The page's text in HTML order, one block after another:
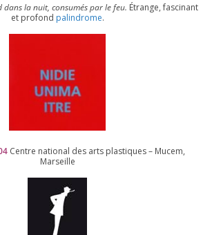
la nuit, consu­més par le feu. Étrange, fas­ci­nant
et pro­fond palin­drome.
Centre natio­nal des arts plas­tiques – Mucem,
Marseille